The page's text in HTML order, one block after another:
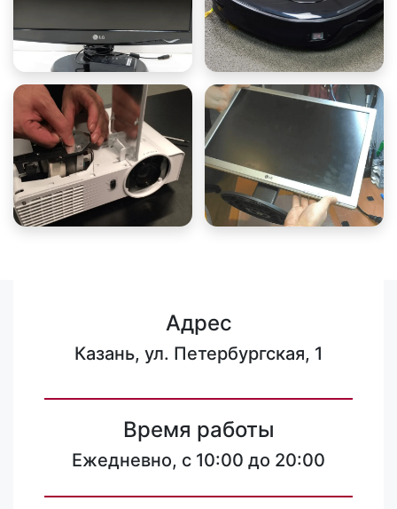
Адрес
Казань, ул. Петербургская, 1
Время работы
Ежедневно, с 10:00 до 20:00